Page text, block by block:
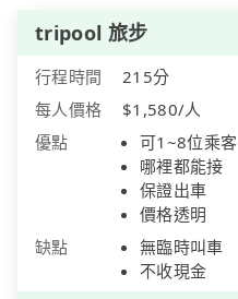
tripool 旅步
行程時間
215分
每人價格
$1,580/人
優點
可1~8位乘客
哪裡都能接
保證出車
價格透明
缺點
無臨時叫車
不收現金